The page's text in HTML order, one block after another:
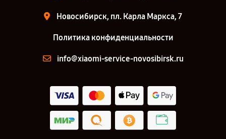
Новосибирск, пл. Карла Маркса, 7
Политика конфиденциальности
info@xiaomi-service-novosibirsk.ru